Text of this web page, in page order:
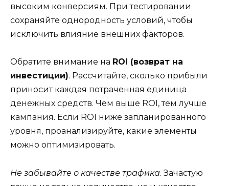
высоким конверсиям. При тестировании
сохраняйте однородность условий, чтобы
исключить влияние внешних факторов.
Обратите внимание на ROI (возврат на
инвестиции). Рассчитайте, сколько прибыли
приносит каждая потраченная единица
денежных средств. Чем выше ROI, тем лучше
кампания. Если ROI ниже запланированного
уровня, проанализируйте, какие элементы
можно оптимизировать.
Не забывайте о качестве трафика. Зачастую